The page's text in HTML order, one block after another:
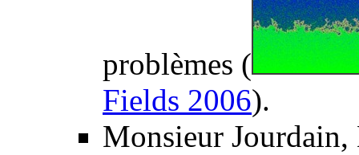
problèmes (
Fields 2006).
Monsieur Jourdain,